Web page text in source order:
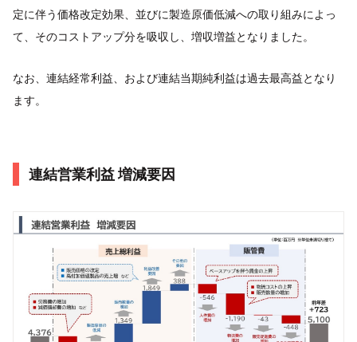
定に伴う価格改定効果、並びに製造原価低減への取り組みによっ
て、そのコストアップ分を吸収し、増収増益となりました。
なお、連結経常利益、および連結当期純利益は過去最高益となり
ます。
連結営業利益 増減要因